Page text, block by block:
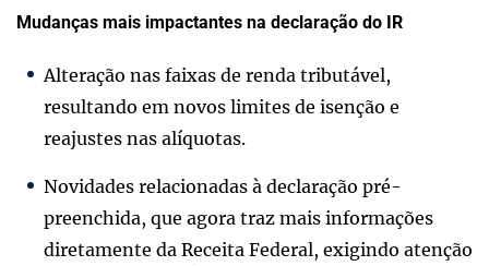
Mudanças mais impactantes na declaração do IR
Alteração nas faixas de renda tributável,
resultando em novos limites de isenção e
reajustes nas alíquotas.
Novidades relacionadas à declaração pré-
preenchida, que agora traz mais informações
diretamente da Receita Federal, exigindo atenção